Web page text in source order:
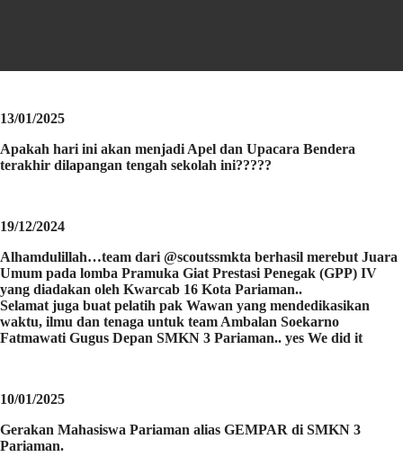
13/01/2025
Apakah hari ini akan menjadi Apel dan Upacara Bendera
terakhir dilapangan tengah sekolah ini?????
19/12/2024
Alhamdulillah…team dari @scoutssmkta berhasil merebut Juara
Umum pada lomba Pramuka Giat Prestasi Penegak (GPP) IV
yang diadakan oleh Kwarcab 16 Kota Pariaman..
Selamat juga buat pelatih pak Wawan yang mendedikasikan
waktu, ilmu dan tenaga untuk team Ambalan Soekarno
Fatmawati Gugus Depan SMKN 3 Pariaman.. yes We did it
10/01/2025
Gerakan Mahasiswa Pariaman alias GEMPAR di SMKN 3
Pariaman.